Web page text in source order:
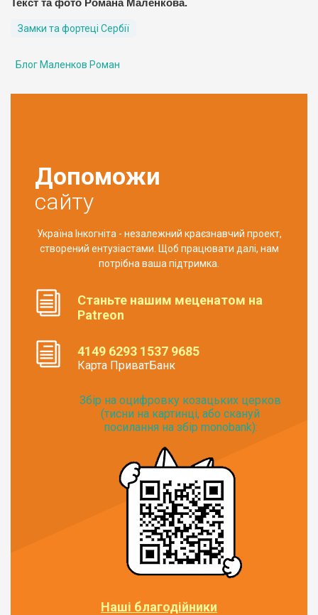
Текст та фото Романа Маленкова.
Замки та фортеці Сербії
Блог Маленков Роман
Допоможи
сайту
Україна Інкогніта - незалежний краєзнавчий проект,
створений ентузіастами. Щоб працювати далі, нам
потрібна ваша підтримка.
Станьте нашим меценатом на
Patreon
4149 6293 1537 9685
Карта ПриватБанк
Збір на оцифровку козацьких церков
(тисни на картинці, або скануй
посилання на збір monobank):
Наші благодійники